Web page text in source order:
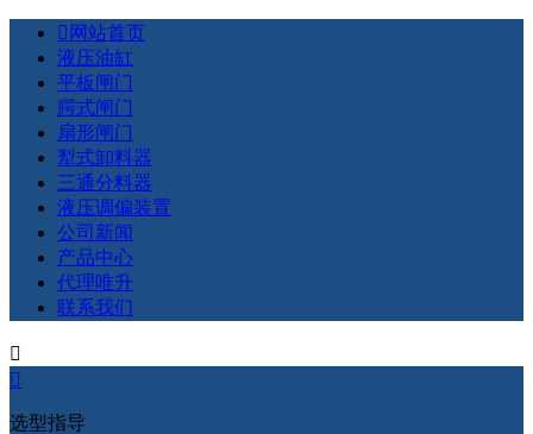
 网站首页
液压油缸
平板闸门
腭式闸门
扇形闸门
犁式卸料器
三通分料器
液压调偏装置
公司新闻
产品中心
代理唯升
联系我们


选型指导